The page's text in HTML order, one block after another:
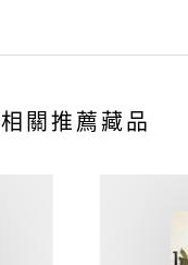
相關推薦藏品